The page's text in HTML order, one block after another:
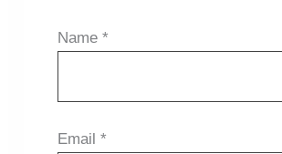
Name *
Email *